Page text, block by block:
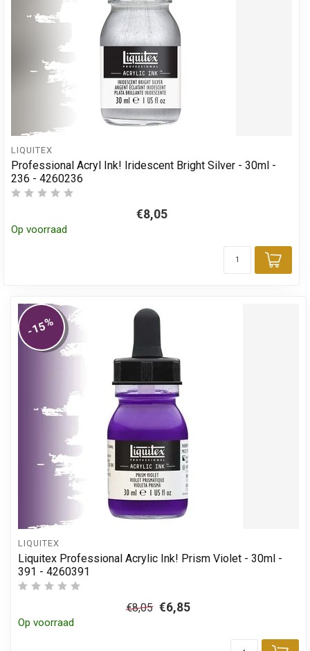
LIQUITEX
Professional Acryl Ink! Iridescent Bright Silver - 30ml -
236 - 4260236
€8,05
Op voorraad
-15%
LIQUITEX
Liquitex Professional Acrylic Ink! Prism Violet - 30ml -
391 - 4260391
€8,05 €6,85
Op voorraad